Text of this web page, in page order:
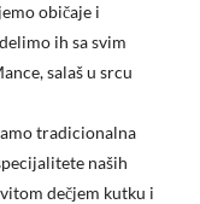
običaje i
ih sa svim
salaš u srcu
tradicionalna
naših
dečjem kutku i